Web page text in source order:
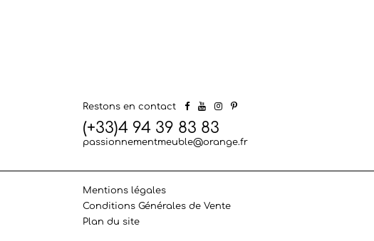
Restons en contact
(+33)4 94 39 83 83
passionnementmeuble@orange.fr
Mentions légales
Conditions Générales de Vente
Plan du site